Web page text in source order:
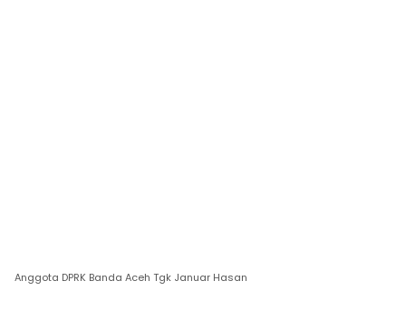
Anggota DPRK Banda Aceh Tgk Januar Hasan